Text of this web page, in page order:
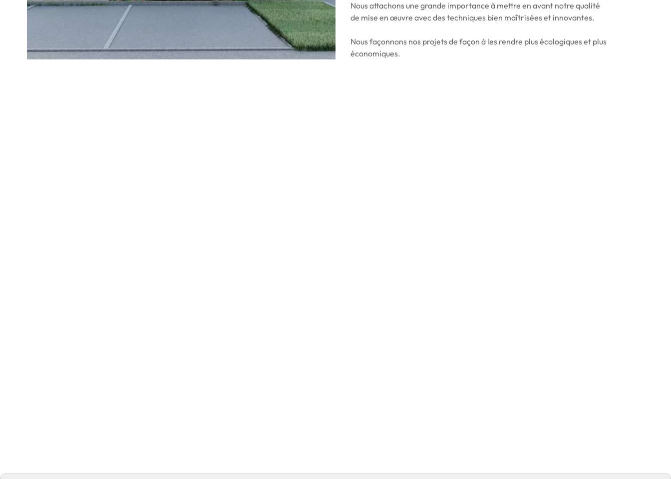
Nous attachons une grande importance à mettre en avant notre qualité
de mise en œuvre avec des techniques bien maîtrisées et innovantes.
Nous façonnons nos projets de façon à les rendre plus écologiques et plus
économiques.